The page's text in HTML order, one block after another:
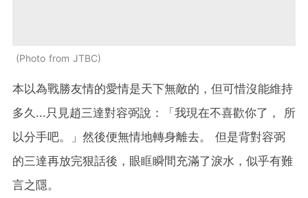
Photo from JTBC
本以為戰勝友情的愛情是天下無敵的，但可惜沒能維持
多久...只見趙三達對容弼說：「我現在不喜歡你了， 所
以分手吧。
」 然後便無情地轉身離去。 但是背對容弼
的三達再放完狠話後，眼眶瞬間充滿了淚水，似乎有難
言之隱。